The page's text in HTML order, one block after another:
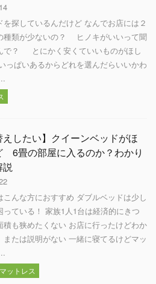
を探しているんだけど なんでお店には２
種類が少ないの？ ヒノキがいいって聞
で？ とにかく安くていいものがほし
っぱいあるからどれを選んだらいいかわ
えしたい】クイーンベッドがほ
6畳の部屋に入るのか？わかり
こんな方におすすめ ダブルベッドは少し
っている！ 家族1人1台は経済的にきつ
積も狭めたくない お店に行ったけどわか
たは説明がない 一緒に寝てるけどマッ
マットレス